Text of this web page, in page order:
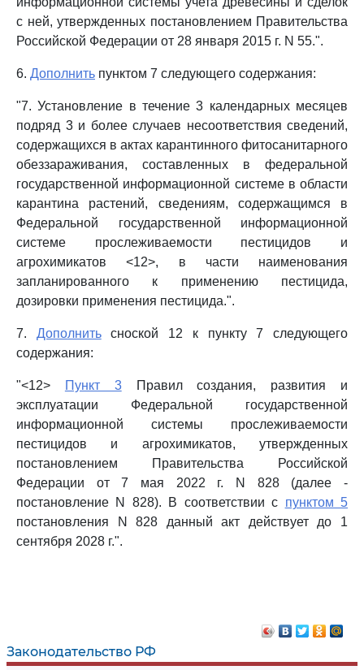
Законодательство РФ
с ней, утвержденных постановлением Правительства
Российской Федерации от 28 января 2015 г. N 55.".
6. Дополнить пунктом 7 следующего содержания:
"7. Установление в течение 3 календарных месяцев
подряд 3 и более случаев несоответствия сведений,
содержащихся в актах карантинного фитосанитарного
обеззараживания, составленных в федеральной
государственной информационной системе в области
карантина растений, сведениям, содержащимся в
Федеральной государственной информационной
системе прослеживаемости пестицидов и
агрохимикатов <12>, в части наименования
запланированного к применению пестицида,
дозировки применения пестицида.".
7. Дополнитьсноской 12 к пункту 7 следующего
содержания:
"<12> Пункт 3Правил создания, развития и
эксплуатации Федеральной государственной
информационной системы прослеживаемости
пестицидов и агрохимикатов, утвержденных
постановлением Правительства Российской
Федерации от 7 мая 2022 г. N 828 (далее -
постановление N 828). В соответствии с пунктом 5
постановления N 828 данный акт действует до 1
сентября 2028 г.".